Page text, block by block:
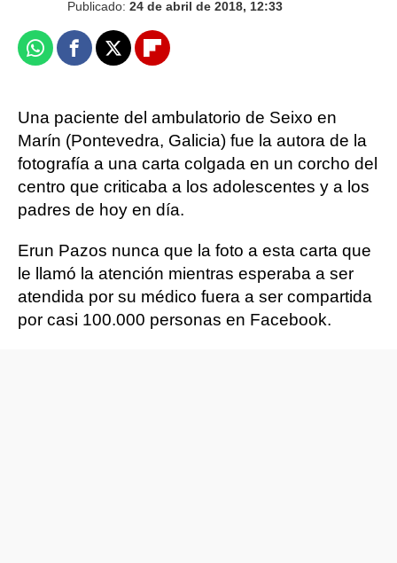
Publicado: 24 de abril de 2018, 12:33
WhatsappFacebook
X Flipboard
Una paciente del ambulatorio de Seixo en
Marín (Pontevedra, Galicia) fue la autora de la
fotografía a una carta colgada en un corcho del
centro que criticaba a los adolescentes y a los
padres de hoy en día.
Erun Pazos nunca que la foto a esta carta que
le llamó la atención mientras esperaba a ser
atendida por su médico fuera a ser compartida
por casi 100.000 personas en Facebook.